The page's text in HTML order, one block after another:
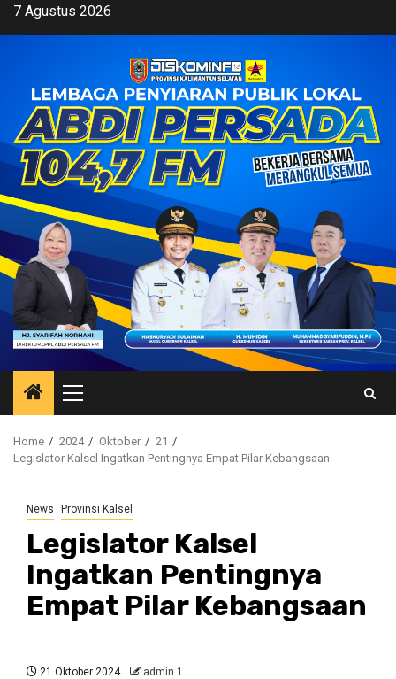
Skip7 Agustus 2026
Primary
Menu
Home 2024 Oktober
21
Legislator Kalsel Ingatkan Pentingnya Empat Pilar Kebangsaan
News Provinsi Kalsel
Legislator Kalsel
Ingatkan Pentingnya
Empat Pilar Kebangsaan
21 Oktober 2024 admin 1